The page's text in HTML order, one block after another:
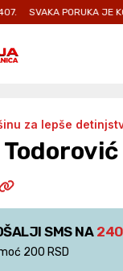
PORUKA JE KORAK
za lepše
SMS NA
200 RSD